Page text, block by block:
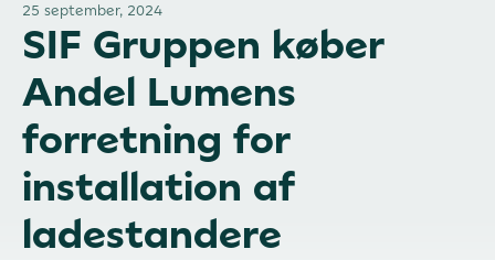
25 september, 2024
SIF Gruppen køber
Andel Lumens
forretning for
installation af
ladestandere